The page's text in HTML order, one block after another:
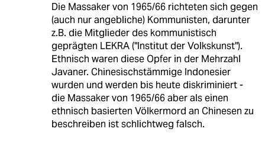
Die Massaker von 1965/66 richteten sich gegen
(auch nur angebliche) Kommunisten, darunter
z.B. die Mitglieder des kommunistisch
geprägten LEKRA ("Institut der Volkskunst").
Ethnisch waren diese Opfer in der Mehrzahl
Javaner. Chinesischstämmige Indonesier
wurden und werden bis heute diskriminiert -
die Massaker von 1965/66 aber als einen
ethnisch basierten Völkermord an Chinesen zu
beschreiben ist schlichtweg falsch.